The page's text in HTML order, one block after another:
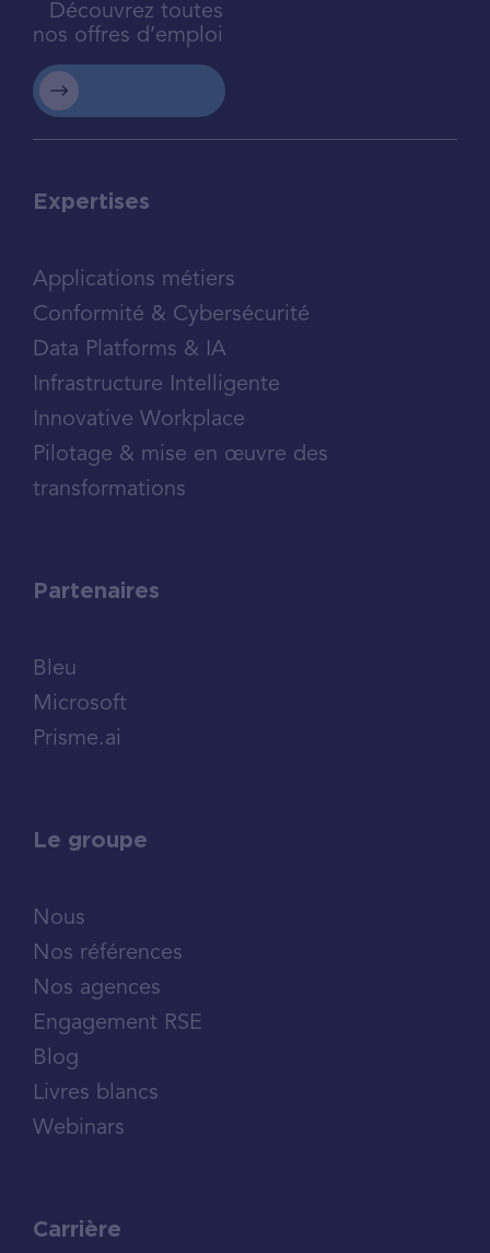
Découvrez toutes
nos offres d’emploi
Expertises
Applications métiers
Conformité & Cybersécurité
Data Platforms & IA
Infrastructure Intelligente
Innovative Workplace
Pilotage & mise en œuvre des
transformations
Partenaires
Bleu
Microsoft
Prisme.ai
Le groupe
Nous
Nos références
Nos agences
Engagement RSE
Blog
Livres blancs
Webinars
Carrière